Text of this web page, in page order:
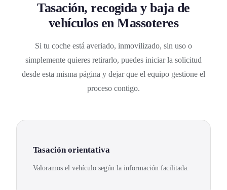
Tasación, recogida y baja de
vehículos en Massoteres
Si tu coche está averiado, inmovilizado, sin uso o
simplemente quieres retirarlo, puedes iniciar la solicitud
desde esta misma página y dejar que el equipo gestione el
proceso contigo.
Tasación orientativa
Valoramos el vehículo según la información facilitada.